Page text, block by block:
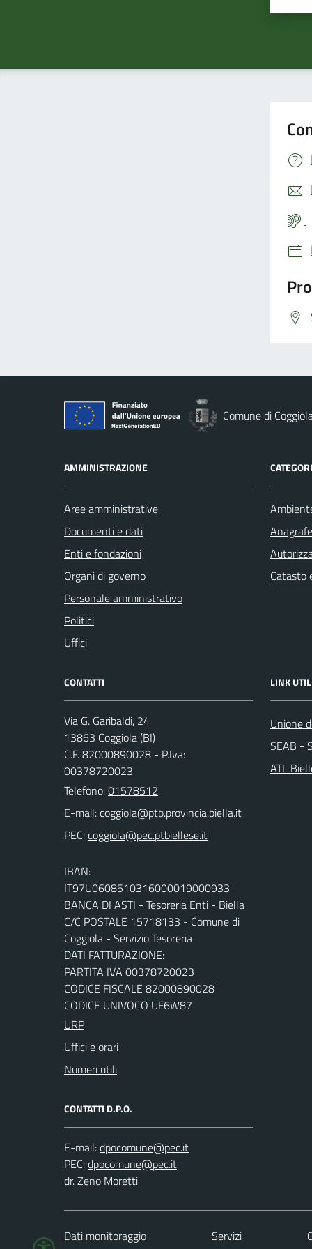
Comune di
AMMINISTRAZIONE
Aree amministrative
Documenti e dati
Enti e fondazioni
Organi di governo
Personale amministrativo
Politici
Uffici
Catasto
CONTATTI
Via G. Garibaldi, 24
13863 Coggiola (BI)
C.F. 82000890028 - P.Iva:
00378720023
Telefono:01578512
E-mail:
PEC:
IBAN:
IT97U0608510316000019000933
BANCA DI ASTI - Tesoreria Enti - Biella
C/C POSTALE 15718133 - Comune di
Coggiola - Servizio Tesoreria
DATI FATTURAZIONE:
PARTITA IVA 00378720023
CODICE FISCALE 82000890028
CODICE UNIVOCO UF6W87
URP
Uffici e orari
Numeri utili
CONTATTI D.P.O.
E-mail:
PEC:
dr. Zeno Moretti
LINK
Unione
SEAB -
ATL
Dati monitoraggio Servizi